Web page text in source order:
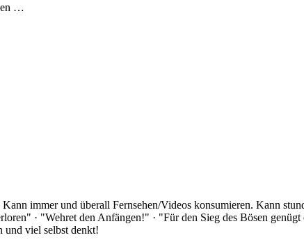
…
immer und überall Fernsehen/Videos konsumieren. Kann
· "Wehret den Anfängen!" · "Für den Sieg des Bösen
und viel selbst denkt!